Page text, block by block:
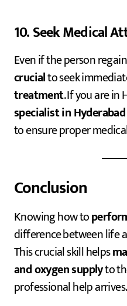
10. Seek Medical
Even if the person
crucialto seek
treatment. If you are in
specialist in Hyderabad
to ensure proper
Conclusion
Knowing how to
difference between life
This crucial skill helps
and oxygen supplyto
professional help arrives.